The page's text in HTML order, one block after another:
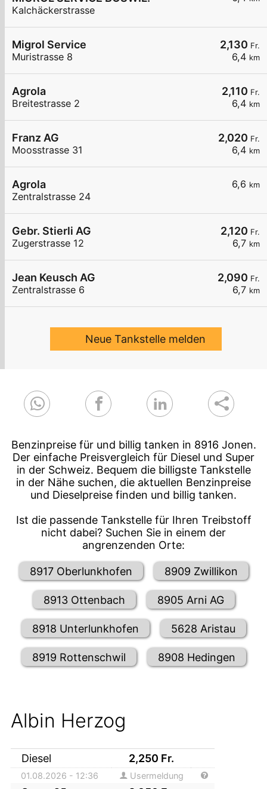
Kalchäckerstrasse
2,130 Fr.
6,4 km
Migrol Service
Muristrasse 8
2,110 Fr.
6,4 km
Agrola
Breitestrasse 2
2,020 Fr.
6,4 km
Franz AG
Moosstrasse 31
6,6 km
Agrola
Zentralstrasse 24
2,120 Fr.
6,7 km
Gebr. Stierli AG
Zugerstrasse 12
2,090 Fr.
6,7 km
Jean Keusch AG
Zentralstrasse 6
Neue Tankstelle melden
Benzinpreise für und billig tanken in 8916 Jonen.
Der einfache Preisvergleich für Diesel und Super
in der Schweiz. Bequem die billigste Tankstelle
in der Nähe suchen, die aktuellen Benzinpreise
und Dieselpreise finden und billig tanken.
Ist die passende Tankstelle für Ihren Treibstoff
nicht dabei? Suchen Sie in einem der
angrenzenden Orte:
8917 Oberlunkhofen 8909 Zwillikon
8913 Ottenbach 8905 Arni AG
8918 Unterlunkhofen 5628 Aristau
8919 Rottenschwil 8908 Hedingen
Albin Herzog
Diesel 2,250 Fr.
01.08.2026 - 12:36 Usermeldung